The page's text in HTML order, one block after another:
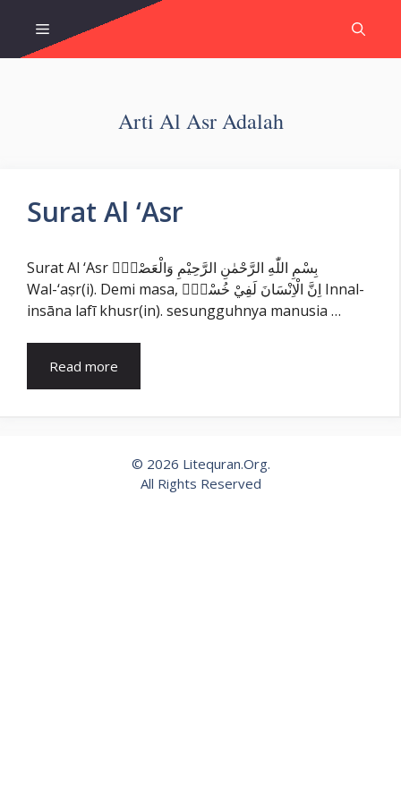
content
Menu
Arti Al Asr Adalah
Surat Al ‘Asr
Surat Al ‘Asr بِسْمِ اللّٰهِ الرَّحْمٰنِ الرَّحِيْمِ وَالْعَصْرِۙ
Wal-‘aṣr(i). Demi masa, اِنَّ الْاِنْسَانَ لَفِيْ خُسْرٍۙ Innal-
insāna lafī khusr(in). sesungguhnya manusia …
Read more
© 2026 Litequran.Org.
All Rights Reserved